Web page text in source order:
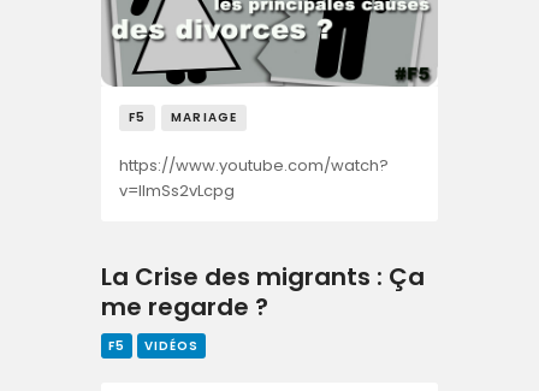
F5 MARIAGE
https://www.youtube.com/watch?
v=IlmSs2vLcpg
La Crise des migrants : Ça
me regarde ?
F5 VIDÉOS